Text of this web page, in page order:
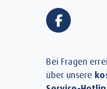
Bei Fragen
über unsere